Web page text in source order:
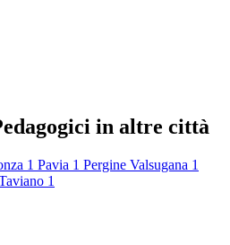
in altre città
1 Pavia 1 Pergine Valsugana 1
1